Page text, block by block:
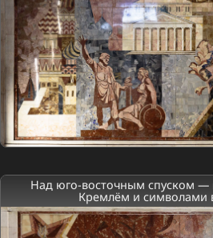
Над юго-восточным спуском —
Кремлём и символами